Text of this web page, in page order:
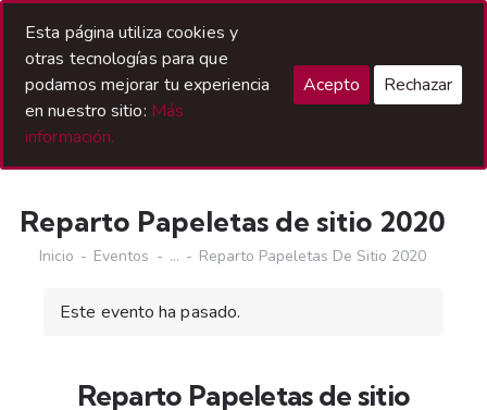
Reparto Papeletas de sitio 2020
Inicio Eventos ... Reparto Papeletas De Sitio 2020
Este evento ha pasado.
Reparto Papeletas de sitio
Esta página utiliza cookies y
otras tecnologías para que
podamos mejorar tu experiencia
en nuestro sitio: Más
información.
Acepto Rechazar